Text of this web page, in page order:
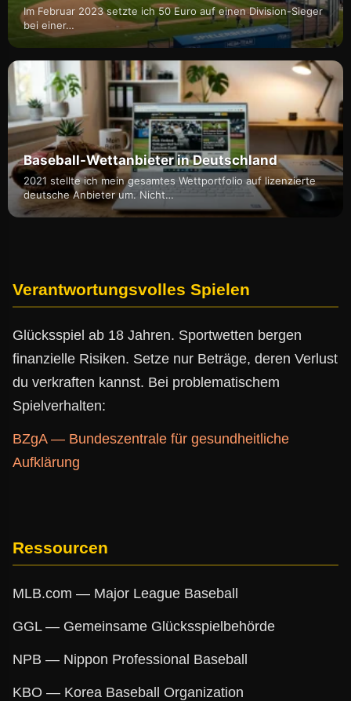
Im Februar 2023 setzte ich 50 Euro auf einen Division-Sieger
bei einer…
Baseball-Wettanbieter in Deutschland
2021 stellte ich mein gesamtes Wettportfolio auf lizenzierte
deutsche Anbieter um. Nicht…
Verantwortungsvolles Spielen
Glücksspiel ab 18 Jahren. Sportwetten bergen
finanzielle Risiken. Setze nur Beträge, deren Verlust
du verkraften kannst. Bei problematischem
Spielverhalten:
BZgA — Bundeszentrale für gesundheitliche
Aufklärung
Ressourcen
MLB.com — Major League Baseball
GGL — Gemeinsame Glücksspielbehörde
NPB — Nippon Professional Baseball
KBO — Korea Baseball Organization